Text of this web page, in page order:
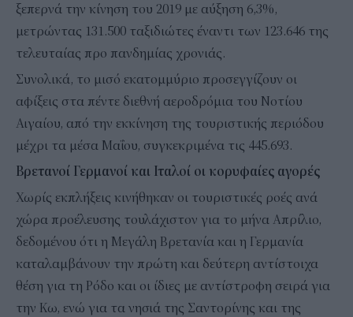
ξεπερνά την κίνηση του 2019 με αύξηση 6,3%,
μετρώντας 131.500 ταξιδιώτες έναντι των 123.646 της
τελευταίας προ πανδημίας χρονιάς.
Συνολικά, το μισό εκατομμύριο προσεγγίζουν οι
αφίξεις στα πέντε διεθνή αεροδρόμια του Νοτίου
Αιγαίου, από την εκκίνηση της τουριστικής περιόδου
μέχρι τα μέσα Μαΐου, συγκεκριμένα τις 445.693.
Βρετανοί Γερμανοί και Ιταλοί οι κορυφαίες αγορές
Χωρίς εκπλήξεις κινήθηκαν οι τουριστικές ροές ανά
χώρα προέλευσης τουλάχιστον για το μήνα Απρίλιο,
δεδομένου ότι η Μεγάλη Βρετανία και η Γερμανία
καταλαμβάνουν την πρώτη και δεύτερη αντίστοιχα
θέση για τη Ρόδο και οι ίδιες με αντίστροφη σειρά για
την Κω, ενώ για τα νησιά της Σαντορίνης και της